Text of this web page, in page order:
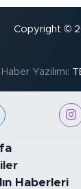
Copyright ©
Haber Yazılımı:
Haberleri